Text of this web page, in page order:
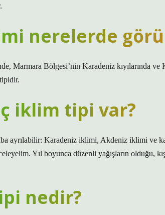
nerelerde
Marmara Bölgesi’nin Karadeniz kıyılarında ve
iklim tipi var?
ayrılabilir: Karadeniz iklimi, Akdeniz iklimi ve
Yıl boyunca düzenli yağışların olduğu,
nedir?